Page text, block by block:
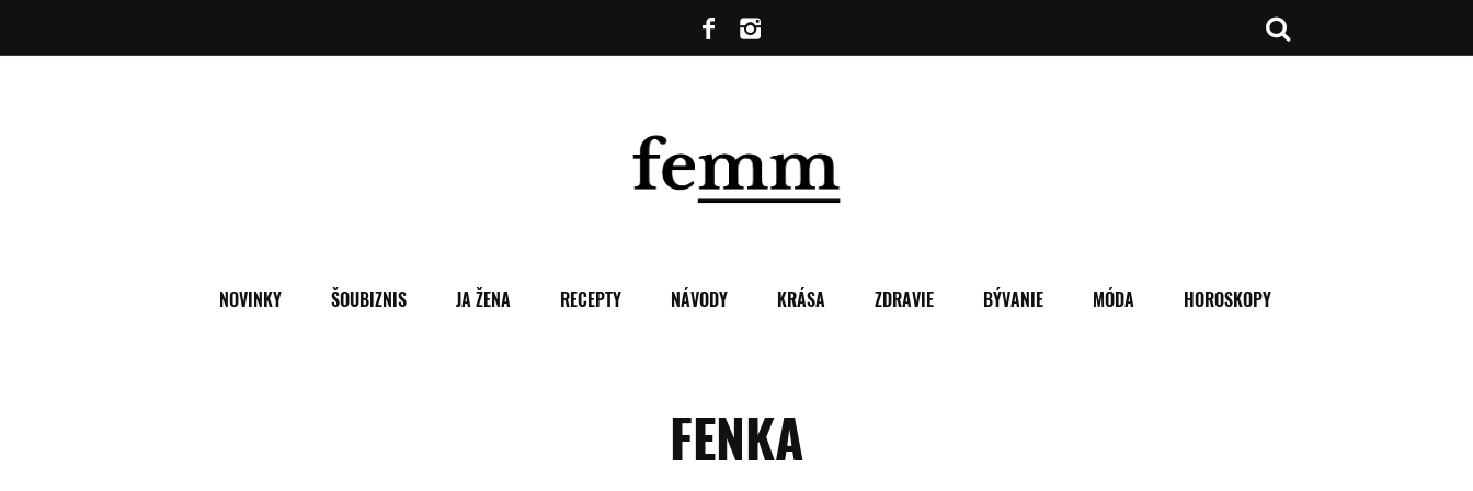
NOVINKY ŠOUBIZNIS JA ŽENA RECEPTY NÁVODY KRÁSA ZDRAVIE BÝVANIE MÓDA HOROSKOPY
FENKA